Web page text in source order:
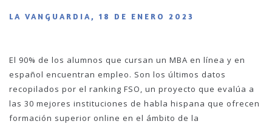
LA VANGUARDIA, 18 DE ENERO 2023
El 90% de los alumnos que cursan un MBA en línea y en
español encuentran empleo. Son los últimos datos
recopilados por el ranking FSO, un proyecto que evalúa a
las 30 mejores instituciones de habla hispana que ofrecen
formación superior online en el ámbito de la